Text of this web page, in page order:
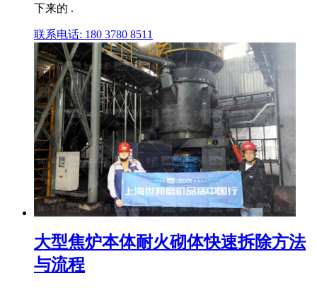
下来的 .
联系电话: 180 3780 8511
大型焦炉本体耐火砌体快速拆除方法
与流程